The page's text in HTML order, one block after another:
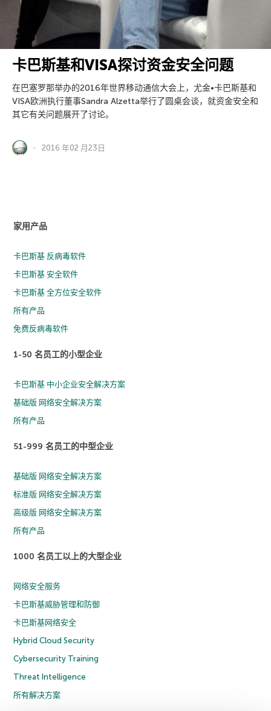
卡巴斯基和VISA探讨资金安全问题
在巴塞罗那举办的2016年世界移动通信大会上，尤金•卡巴斯基和
VISA欧洲执行董事Sandra Alzetta举行了圆桌会谈，就资金安全和
其它有关问题展开了讨论。
2016 年02 月23日
家用产品
卡巴斯基 反病毒软件
卡巴斯基 安全软件
卡巴斯基 全方位安全软件
所有产品
免费反病毒软件
1-50 名员工的小型企业
卡巴斯基 中小企业安全解决方案
基础版 网络安全解决方案
所有产品
51-999 名员工的中型企业
基础版 网络安全解决方案
标准版 网络安全解决方案
高级版 网络安全解决方案
所有产品
1000 名员工以上的大型企业
网络安全服务
卡巴斯基威胁管理和防御
卡巴斯基网络安全
Hybrid Cloud Security
Cybersecurity Training
Threat Intelligence
所有解决方案